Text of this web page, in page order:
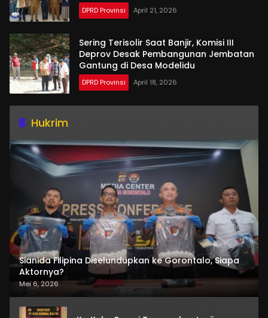
DPRD Provinsi April 21, 2026
Sering Terisolir Saat Banjir, Komisi III
Deprov Desak Pembangunan Jembatan
Gantung di Desa Modelidu
DPRD Provinsi April 18, 2026
Hukrim
Sianida Filipina Diselundupkan ke Gorontalo, Siapa
Aktornya?
Mei 6, 2026